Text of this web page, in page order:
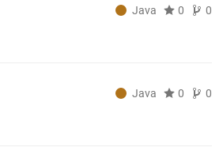
Java 0 0
Java 0 0